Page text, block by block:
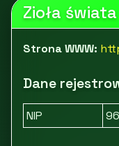
Zioła świata
Strona WWW:
Dane
NIP